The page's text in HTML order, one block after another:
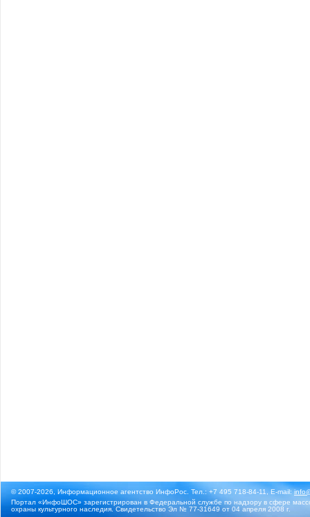
© 2007-2026, Информационное агентство ИнфоРос. Тел.: +7 495 718-84-11, E-mail:
Портал «ИнфоШОС» зарегистрирован в Федеральной службе по надзору в сфере
охраны культурного наследия. Свидетельство Эл № 77-31649 от 04 апреля 2008 г.